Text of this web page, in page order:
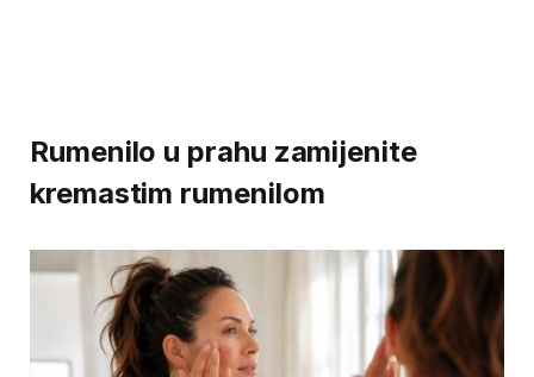
Rumenilo u prahu zamijenite
kremastim rumenilom